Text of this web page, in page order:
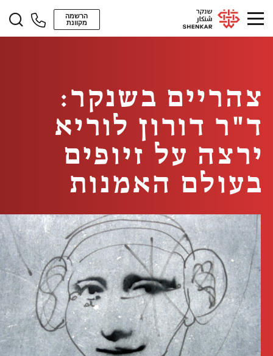
הרשמה
מקוונת
צהריים בשנקר:
ד"ר דורון לוריא
ירצה על זיופים
בעולם האמנות